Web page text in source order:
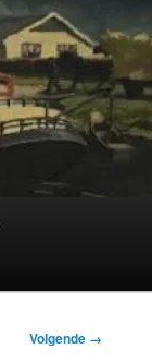
Volgende →